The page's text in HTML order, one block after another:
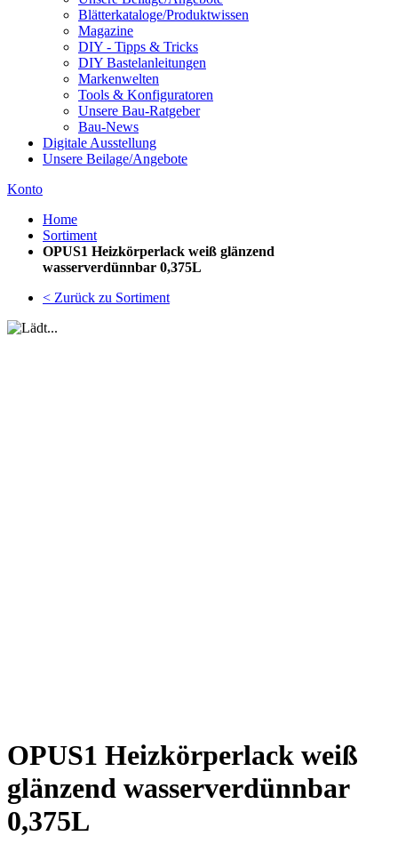
Blätterkataloge/Produktwissen
Magazine
DIY - Tipps & Tricks
DIY Bastelanleitungen
Markenwelten
Tools & Konfiguratoren
Unsere Bau-Ratgeber
Bau-News
Digitale Ausstellung
Unsere Beilage/Angebote
Konto
Home
Sortiment
OPUS1 Heizkörperlack weiß glänzend
wasserverdünnbar 0,375L
< Zurück zu Sortiment
OPUS1 Heizkörperlack weiß
glänzend wasserverdünnbar
0,375L